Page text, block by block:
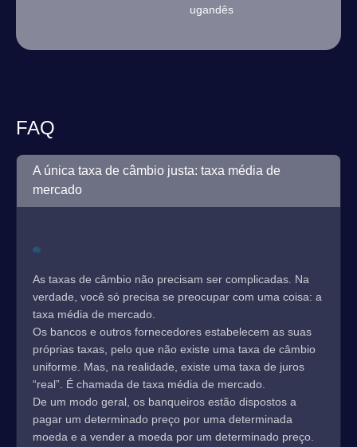
ugandês
FAQ
A única taxa de câmbio justa: taxa média de
mercado
As taxas de câmbio não precisam ser complicadas. Na
verdade, você só precisa se preocupar com uma coisa: a
taxa média de mercado.
Os bancos e outros fornecedores estabelecem as suas
próprias taxas, pelo que não existe uma taxa de câmbio
uniforme. Mas, na realidade, existe uma taxa de juros
“real”. É chamada de taxa média de mercado.
De um modo geral, os banqueiros estão dispostos a
pagar um determinado preço por uma determinada
moeda e a vender a moeda por um determinado preço.